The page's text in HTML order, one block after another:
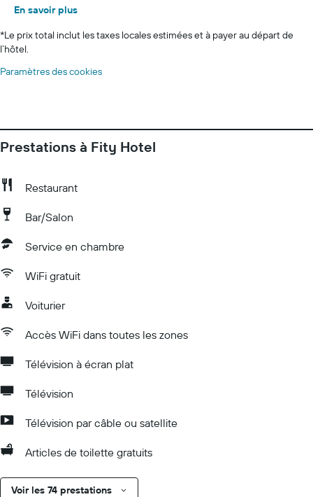
En savoir plus
*Le prix total inclut les taxes locales estimées et à payer au départ de
l’hôtel.
Paramètres des cookies
Prestations à Fity Hotel
Restaurant
Bar/Salon
Service en chambre
WiFi gratuit
Voiturier
Accès WiFi dans toutes les zones
Télévision à écran plat
Télévision
Télévision par câble ou satellite
Articles de toilette gratuits
Voir les 74 prestations